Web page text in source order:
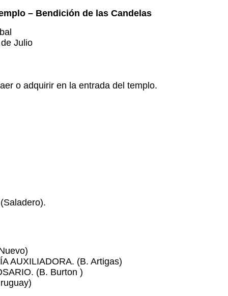
– Bendición de las Candelas
Julio
o adquirir en la entrada del templo.
AUXILIADORA. (B. Artigas)
(B. Burton )